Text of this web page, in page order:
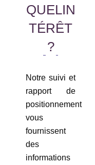
QUELIN
TÉRÊT
?
Notre suivi et
rapport de
positionnement
vous
fournissent
des
informations